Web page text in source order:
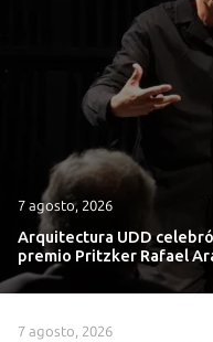
7 agosto, 2026
Arquitectura UDD
premio Pritzker Rafael
7 agosto, 2026